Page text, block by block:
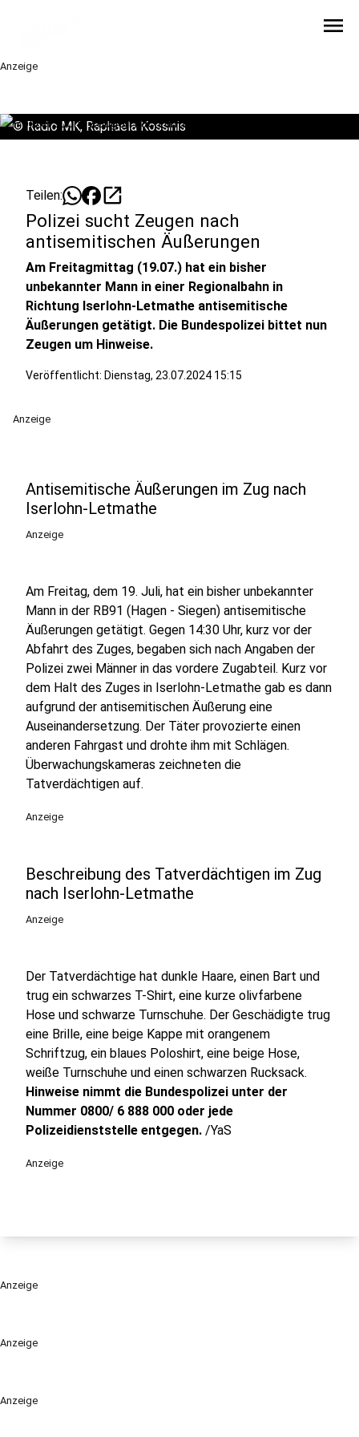
menu
Anzeige
Anzeige
Anzeige
© Radio MK, Raphaela Kossinis
Teilen: open_in_new
Polizei sucht Zeugen nach
antisemitischen Äußerungen
Am Freitagmittag (19.07.) hat ein bisher
unbekannter Mann in einer Regionalbahn in
Richtung Iserlohn-Letmathe antisemitische
Äußerungen getätigt. Die Bundespolizei bittet nun
Zeugen um Hinweise.
Veröffentlicht: Dienstag, 23.07.2024 15:15
Anzeige
Antisemitische Äußerungen im Zug nach
Iserlohn-Letmathe
Anzeige
Am Freitag, dem 19. Juli, hat ein bisher unbekannter
Mann in der RB91 (Hagen - Siegen) antisemitische
Äußerungen getätigt. Gegen 14:30 Uhr, kurz vor der
Abfahrt des Zuges, begaben sich nach Angaben der
Polizei zwei Männer in das vordere Zugabteil. Kurz vor
dem Halt des Zuges in Iserlohn-Letmathe gab es dann
aufgrund der antisemitischen Äußerung eine
Auseinandersetzung. Der Täter provozierte einen
anderen Fahrgast und drohte ihm mit Schlägen.
Überwachungskameras zeichneten die
Tatverdächtigen auf.
Anzeige
Beschreibung des Tatverdächtigen im Zug
nach Iserlohn-Letmathe
Anzeige
Der Tatverdächtige hat dunkle Haare, einen Bart und
trug ein schwarzes T-Shirt, eine kurze olivfarbene
Hose und schwarze Turnschuhe. Der Geschädigte trug
eine Brille, eine beige Kappe mit orangenem
Schriftzug, ein blaues Poloshirt, eine beige Hose,
weiße Turnschuhe und einen schwarzen Rucksack.
Hinweise nimmt die Bundespolizei unter der
Nummer 0800/ 6 888 000 oder jede
Polizeidienststelle entgegen. /YaS
Anzeige
Anzeige